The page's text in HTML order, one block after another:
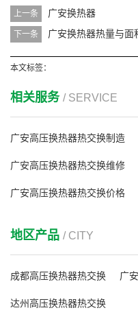
上一条 广安换热器
下一条 广安换热器热量与面
本文标签：
相关服务 / SERVICE
广安高压换热器热交换制造
广安高压换热器热交换维修
广安高压换热器热交换价格
地区产品 / CITY
成都高压换热器热交换 广
达州高压换热器热交换